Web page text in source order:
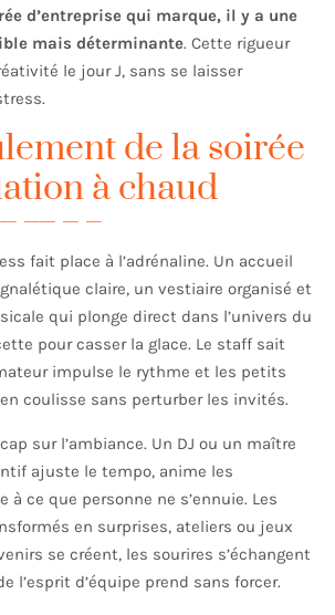
d’entreprise qui marque, il y a une
mais déterminante. Cette rigueur
le jour J, sans se laisser
de la soirée
à chaud
fait place à l’adrénaline. Un accueil
claire, un vestiaire organisé et
qui plonge direct dans l’univers du
pour casser la glace. Le staff sait
impulse le rythme et les petits
coulisse sans perturber les invités.
sur l’ambiance. Un DJ ou un maître
ajuste le tempo, anime les
ce que personne ne s’ennuie. Les
en surprises, ateliers ou jeux
se créent, les sourires s’échangent
l’esprit d’équipe prend sans forcer.